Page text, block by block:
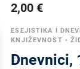
2,00 €
ESEJISTIKA I
KNJIŽEVNOST •
Dnevnici,